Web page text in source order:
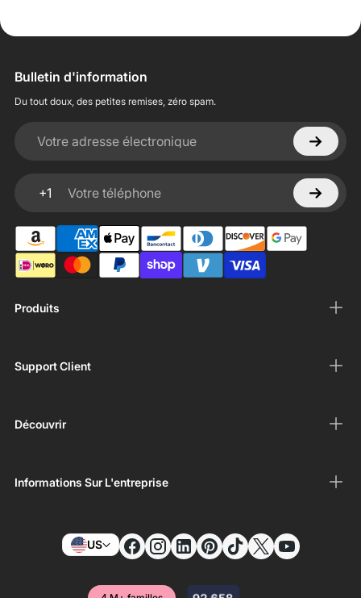
Produits
Support Client
Découvrir
Informations Sur L'entreprise
Bulletin d'information
Du tout doux, des petites remises, zéro spam.
Votre adresse électronique
+1
Votre téléphone
US